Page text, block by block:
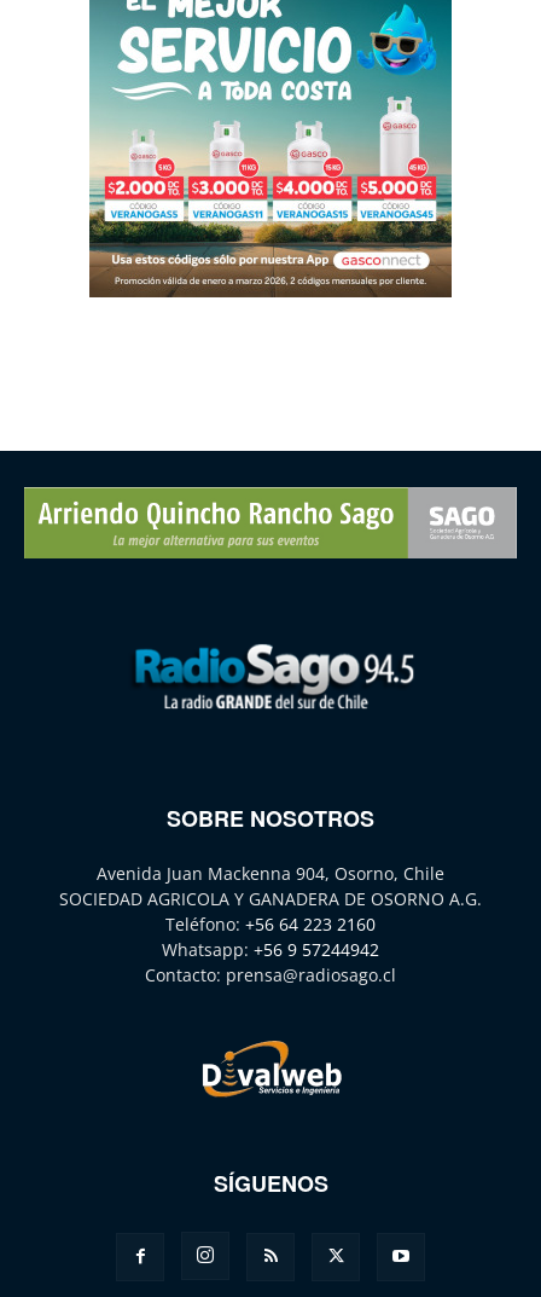
SOBRE NOSOTROS
Avenida Juan Mackenna 904, Osorno, Chile
SOCIEDAD AGRICOLA Y GANADERA DE OSORNO A.G.
Teléfono: +56 64 223 2160
Whatsapp: +56 9 57244942
Contacto: prensa@radiosago.cl
SÍGUENOS